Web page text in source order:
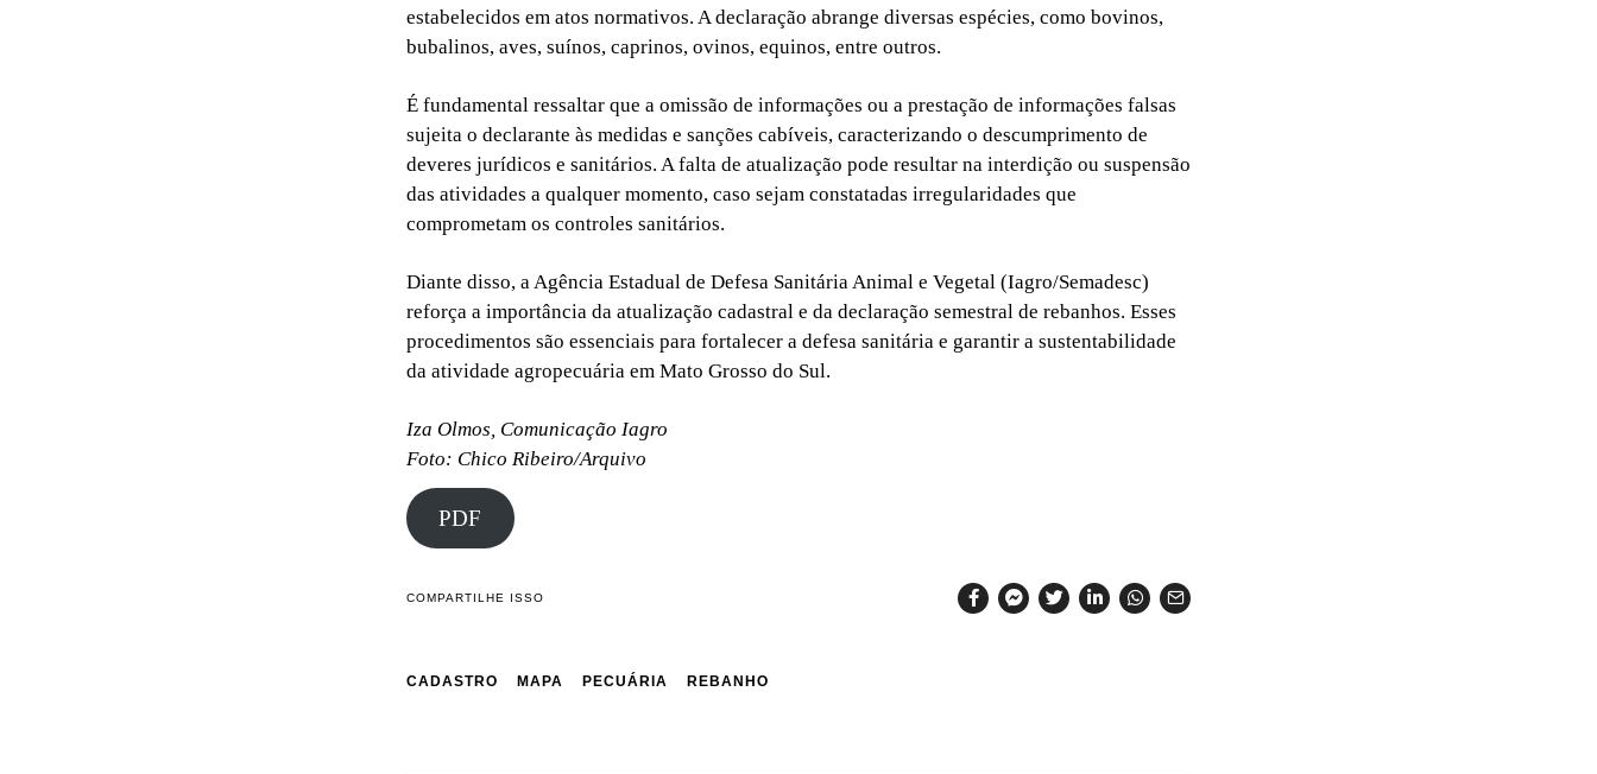
estabelecidos em atos normativos. A declaração abrange diversas espécies, como bovinos,
bubalinos, aves, suínos, caprinos, ovinos, equinos, entre outros.
É fundamental ressaltar que a omissão de informações ou a prestação de informações falsas
sujeita o declarante às medidas e sanções cabíveis, caracterizando o descumprimento de
deveres jurídicos e sanitários. A falta de atualização pode resultar na interdição ou suspensão
das atividades a qualquer momento, caso sejam constatadas irregularidades que
comprometam os controles sanitários.
Diante disso, a Agência Estadual de Defesa Sanitária Animal e Vegetal (Iagro/Semadesc)
reforça a importância da atualização cadastral e da declaração semestral de rebanhos. Esses
procedimentos são essenciais para fortalecer a defesa sanitária e garantir a sustentabilidade
da atividade agropecuária em Mato Grosso do Sul.
Iza Olmos, Comunicação Iagro
Foto: Chico Ribeiro/Arquivo
PDF
COMPARTILHE ISSO
CADASTRO MAPA PECUÁRIA REBANHO